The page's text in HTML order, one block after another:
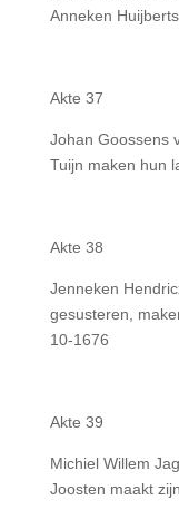
Anneken
Akte 37
Johan Goossens
Tuijn maken hun
Akte 38
Jenneken
gesusteren,
10-1676
Akte 39
Michiel Willem
Joosten maakt